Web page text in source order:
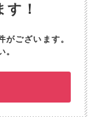
！
ございます。